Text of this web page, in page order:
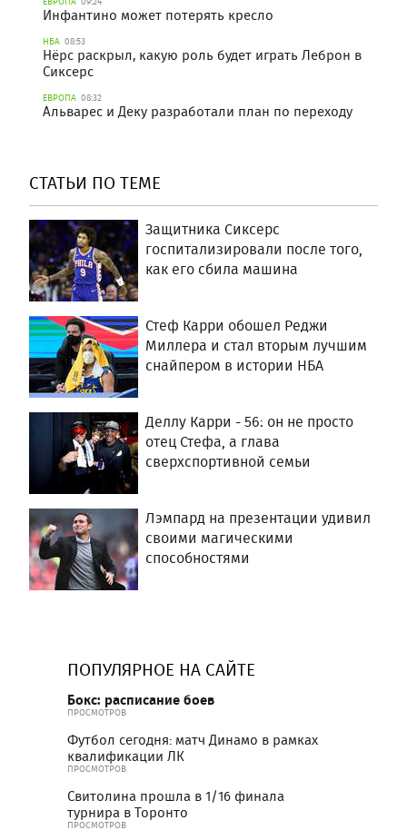
Инфантино может потерять кресло
НБА 08:53
Нёрс раскрыл, какую роль будет играть Леброн в
Сиксерс
ЕВРОПА 08:32
Альварес и Деку разработали план по переходу
СТАТЬИ ПО ТЕМЕ
Защитника Сиксерс
госпитализировали после того,
как его сбила машина
Стеф Карри обошел Реджи
Миллера и стал вторым лучшим
снайпером в истории НБА
Деллу Карри - 56: он не просто
отец Стефа, а глава
сверхспортивной семьи
Лэмпард на презентации удивил
своими магическими
способностями
ПОПУЛЯРНОЕ НА САЙТЕ
Бокс: расписание боев
ПРОСМОТРОВ
Футбол сегодня: матч Динамо в рамках
квалификации ЛК
ПРОСМОТРОВ
Свитолина прошла в 1/16 финала
турнира в Торонто
ПРОСМОТРОВ